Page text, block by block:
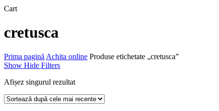
CartClose
cretusca
Prima pagină Achita online Produse etichetate „cretusca”
Show Hide Filters
Afișez singurul rezultat